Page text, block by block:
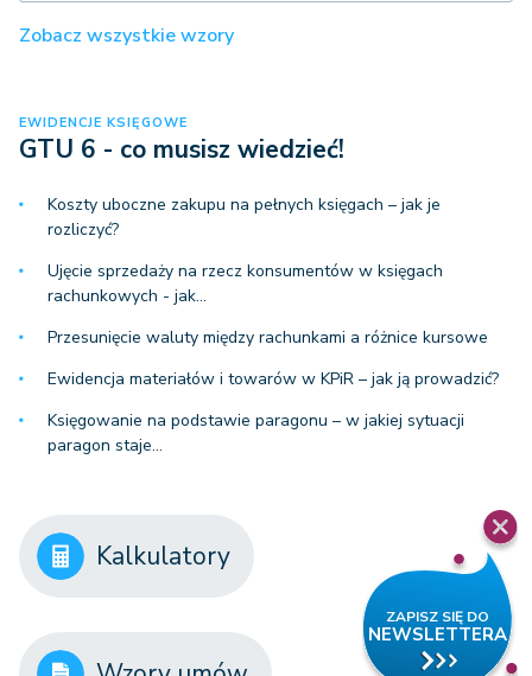
Zobacz wszystkie wzory
EWIDENCJE KSIĘGOWE
GTU 6 - co musisz wiedzieć!
Koszty uboczne zakupu na pełnych księgach – jak je
rozliczyć?
Ujęcie sprzedaży na rzecz konsumentów w księgach
rachunkowych - jak…
Przesunięcie waluty między rachunkami a różnice kursowe
Ewidencja materiałów i towarów w KPiR – jak ją prowadzić?
Księgowanie na podstawie paragonu – w jakiej sytuacji
paragon staje…
Kalkulatory